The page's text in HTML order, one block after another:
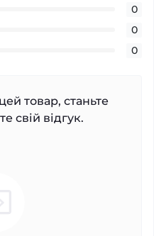
0
0
0
товар, станьте
свій відгук.